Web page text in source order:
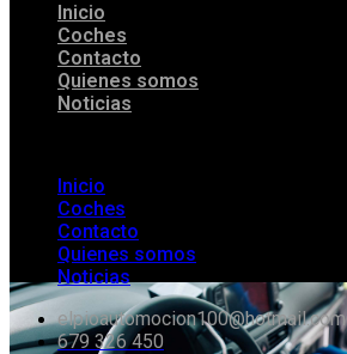
Inicio
Coches
Contacto
Quienes somos
Noticias
Inicio
Coches
Contacto
Quienes somos
Noticias
elpioautomocion100@hotmail.com
679 326 450